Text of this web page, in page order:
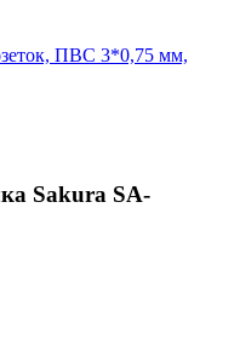
ПВС 3*0,75 мм,
Sakura SA-